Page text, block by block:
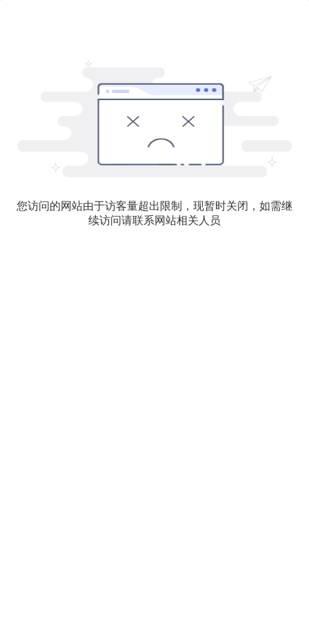
您访问的网站由于访客量超出限制，现暂时关闭，如需继
续访问请联系网站相关人员